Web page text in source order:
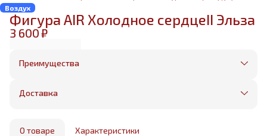
Воздух
Фигура AIR Холодное сердцеII Эльза
3 600 ₽
Преимущества
Оплата частями в Сплит
Бесплатная доставка в пределах КАД
маркетплейса
Доставка
О товаре Характеристики